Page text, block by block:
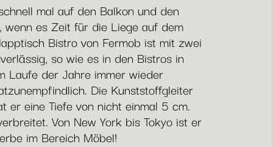
mal auf den Balkon und den
es Zeit für die Liege auf dem
Bistro von Fermob ist mit zwei
so wie es in den Bistros in
Laufe der Jahre immer wieder
Die Kunststoffgleiter
er eine Tiefe von nicht einmal 5 cm.
Von New York bis Tokyo ist er
im Bereich Möbel!